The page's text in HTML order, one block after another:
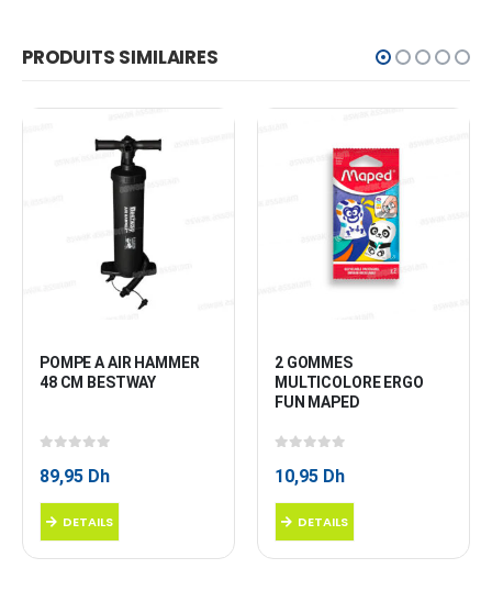
PRODUITS SIMILAIRES
POMPE A AIR HAMMER
48 CM BESTWAY
89,95 Dh
DETAILS
2 GOMMES
MULTICOLORE ERGO
FUN MAPED
10,95 Dh
DETAILS